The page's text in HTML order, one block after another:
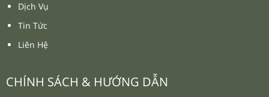
Dịch Vụ
Tin Tức
Liên Hệ
CHÍNH SÁCH & HƯỚNG DẪN